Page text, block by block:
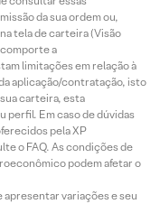
da sua ordem ou,
tela de carteira (Visão
comporte a
limitações em relação à
aplicação/contratação, isto
carteira, esta
perfil. Em caso de dúvidas
pela XP
o FAQ. As condições de
podem afetar o
variações e seu